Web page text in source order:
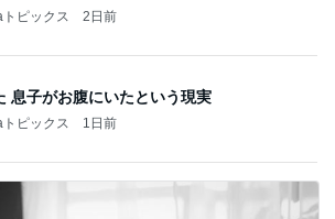
ピックス 2日前
息子がお腹にいたという現実
ピックス 1日前